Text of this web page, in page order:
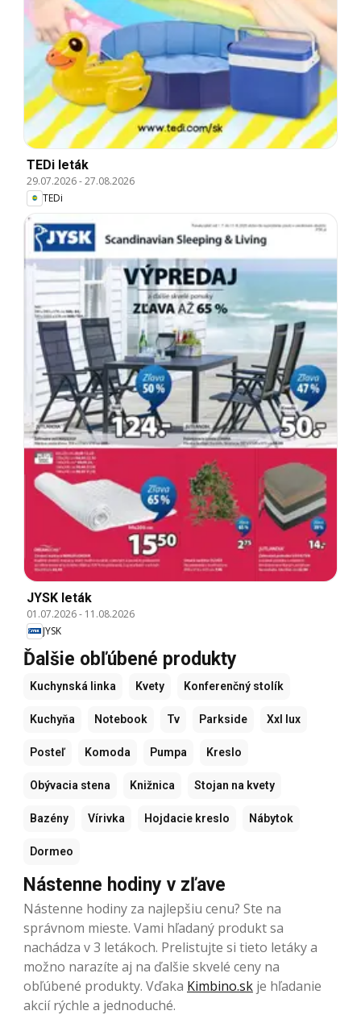
TEDi leták
29.07.2026-27.08.2026
TEDi
JYSK leták
01.07.2026- 11.08.2026
JYSK
Ďalšie obľúbené produkty
Kuchynská linka Kvety Konferenčný stolík
Kuchyňa Notebook Tv Parkside Xxl lux
Posteľ Komoda Pumpa Kreslo
Obývacia stena Knižnica Stojan na kvety
Bazény Vírivka Hojdacie kreslo Nábytok
Dormeo
Nástenne hodiny v zľave
Nástenne hodiny za najlepšiu cenu? Ste na
správnom mieste. Vami hľadaný produkt sa
nachádza v 3 letákoch. Prelistujte si tieto letáky a
možno narazíte aj na ďalšie skvelé ceny na
obľúbené produkty. Vďaka Kimbino.sk je hľadanie
akcií rýchle a jednoduché.